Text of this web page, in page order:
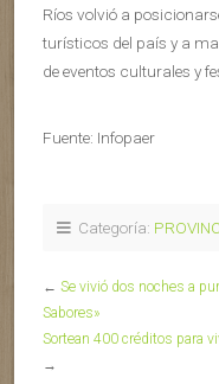
Ríos volvió a
turísticos del país y a
de eventos culturales y
Fuente: Infopaer
Categoría:
← Se vivió dos noches a
Sabores»
Sortean 400 créditos para
→